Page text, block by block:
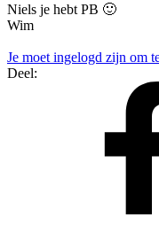
Niels je hebt PB 🙂
Wim
Je moet ingelogd zijn om
Deel: